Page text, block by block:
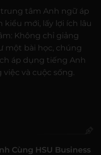
trung tâm Anh ngữ áp
mới, lấy lợi ích lâu
Không chỉ giảng
một bài học, chúng
áp dụng tiếng Anh
và cuộc sống.
Cùng HSU Business